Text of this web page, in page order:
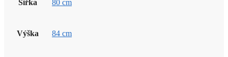
Šířka 80 cm
Výška 84 cm